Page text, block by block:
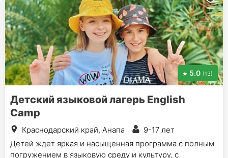
5.0 (13)
Детский языковой лагерь English
Camp
Краснодарский край, Анапа
9-17 лет
Детей ждет яркая и насыщенная программа с полным
погружением в языковую среду и культуру, с